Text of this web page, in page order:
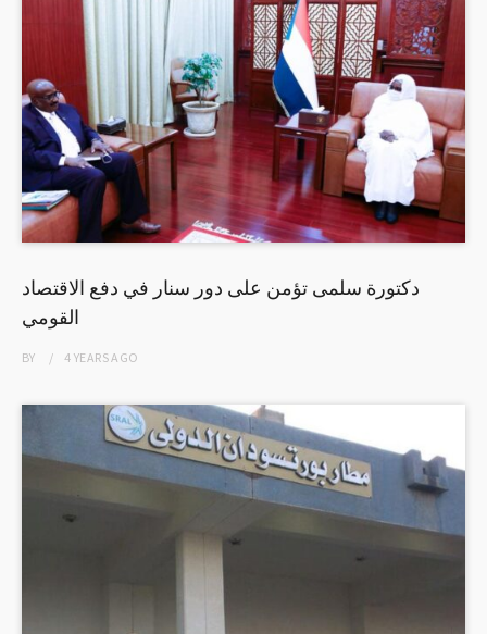
دكتورة سلمى تؤمن على دور سنار في دفع الاقتصاد
القومي
BY 4 YEARSAGO